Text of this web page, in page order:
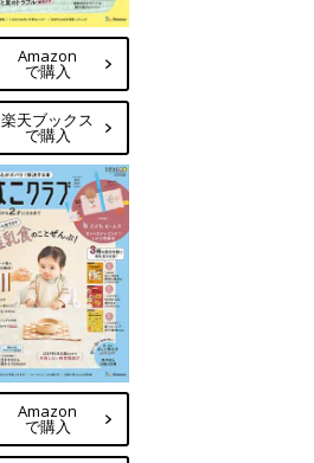
Amazon
で購入
楽天ブックス
で購入
Amazon
で購入